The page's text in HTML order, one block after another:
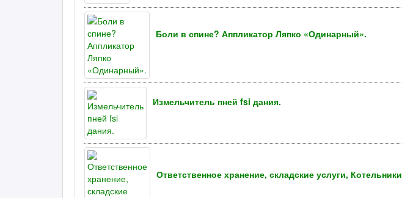
Боли в спине? Аппликатор Ляпко «Одинарный».
Измельчитель пней fsi дания.
Ответственное хранение, складские услуги, Котельники